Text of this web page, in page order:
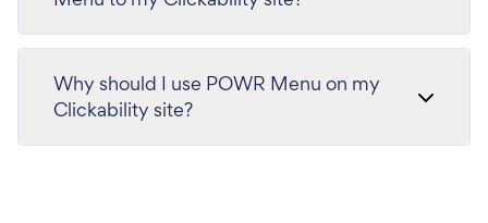
Why should I use POWR Menu on my
Clickability site?